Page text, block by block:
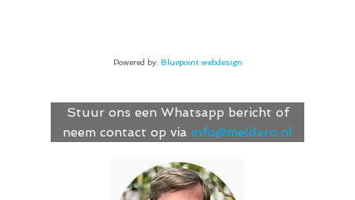
Powered by: Bluepoint webdesign
Stuur ons een Whatsapp bericht of
neem contact op via info@meldaro.nl